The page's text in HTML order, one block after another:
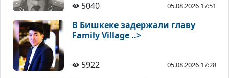
5040 05.08.2026 17:51
В Бишкеке задержали главу
Family Village ..>
5922 05.08.2026 17:28